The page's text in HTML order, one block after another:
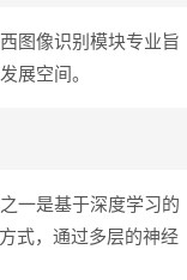
图像识别模块专业旨
展空间。
一是基于深度学习的
式，通过多层的神经